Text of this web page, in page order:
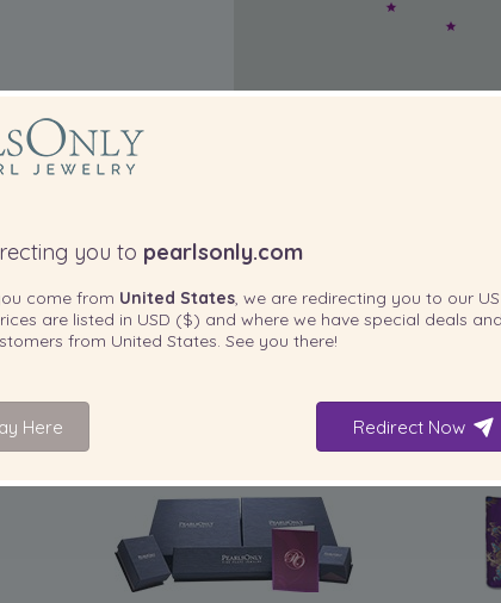
IN IHREM PRODUKT ENTHALTEN
you to pearlsonly.com
come from United States, we are redirecting you to our US
are listed in USD ($) and where we have special deals
from United States. See you there!
Here Redirect Now